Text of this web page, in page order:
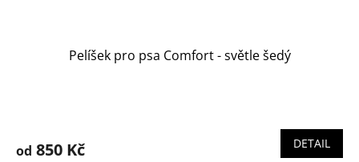
Pelíšek pro psa Comfort - světle šedý
od 850 Kč DETAIL